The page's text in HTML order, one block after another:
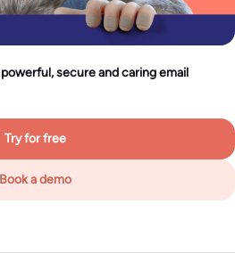
secure and caring email
Try for free
Book a demo